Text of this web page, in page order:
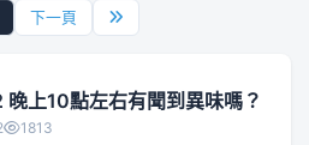
下一頁
上10點左右有聞到異味嗎？
1813